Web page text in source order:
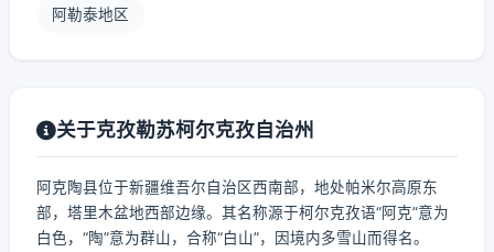
阿勒泰地区
关于克孜勒苏柯尔克孜自治州
阿克陶县位于新疆维吾尔自治区西南部，地处帕米尔高原东
部，塔里木盆地西部边缘。其名称源于柯尔克孜语“阿克”意为
白色，“陶”意为群山，合称“白山”，因境内多雪山而得名。